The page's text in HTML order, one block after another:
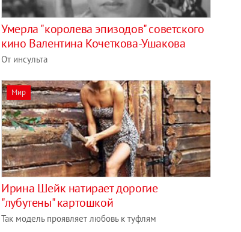
Умерла "королева эпизодов" советского
кино Валентина Кочеткова-Ушакова
От инсульта
Мир
Ирина Шейк натирает дорогие
"лубутены" картошкой
Так модель проявляет любовь к туфлям